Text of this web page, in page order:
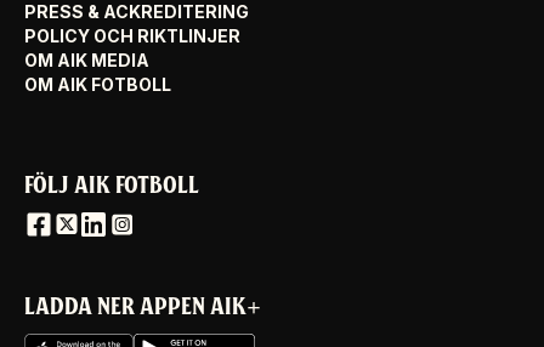
PRESS & ACKREDITERING
POLICY OCH RIKTLINJER
OM AIK MEDIA
OM AIK FOTBOLL
FÖLJ AIK FOTBOLL
LADDA NER APPEN AIK+